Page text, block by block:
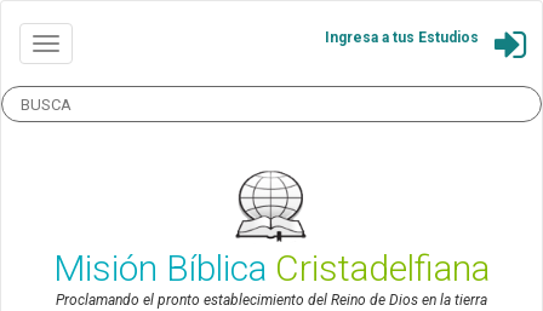
Ingresa a tus Estudios
Misión Bíblica Cristadelfiana
Proclamando el pronto establecimiento del Reino de Dios en la tierra